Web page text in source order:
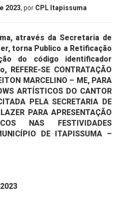
2023, por CPL Itapissuma
através da Secretaria de
torna Publico a Retificação
do código identificador
REFERE-SE CONTRATAÇÃO
MARCELINO – ME, PARA
ARTÍSTICOS DO CANTOR
PELA SECRETARIA DE
PARA APRESENTAÇÃO
NAS FESTIVIDADES
DE ITAPISSUMA –